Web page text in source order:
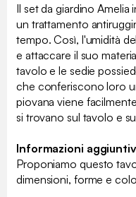
Il set da giardino
un trattamento
tempo. Così, l'umidità
e attaccare il suo
tavolo e le sedie
che conferiscono loro
piovana viene
si trovano sul tavolo e
Informazioni
Proponiamo questo
dimensioni, forme e